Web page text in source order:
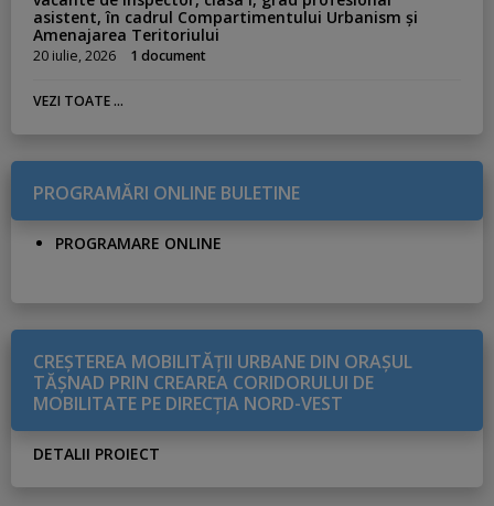
asistent, în cadrul Compartimentului Urbanism și
Amenajarea Teritoriului
20 iulie, 2026 1 document
VEZI TOATE ...
PROGRAMĂRI ONLINE BULETINE
PROGRAMARE ONLINE
CREŞTEREA MOBILITĂŢII URBANE DIN ORAŞUL
TĂŞNAD PRIN CREAREA CORIDORULUI DE
MOBILITATE PE DIRECŢIA NORD-VEST
DETALII PROIECT